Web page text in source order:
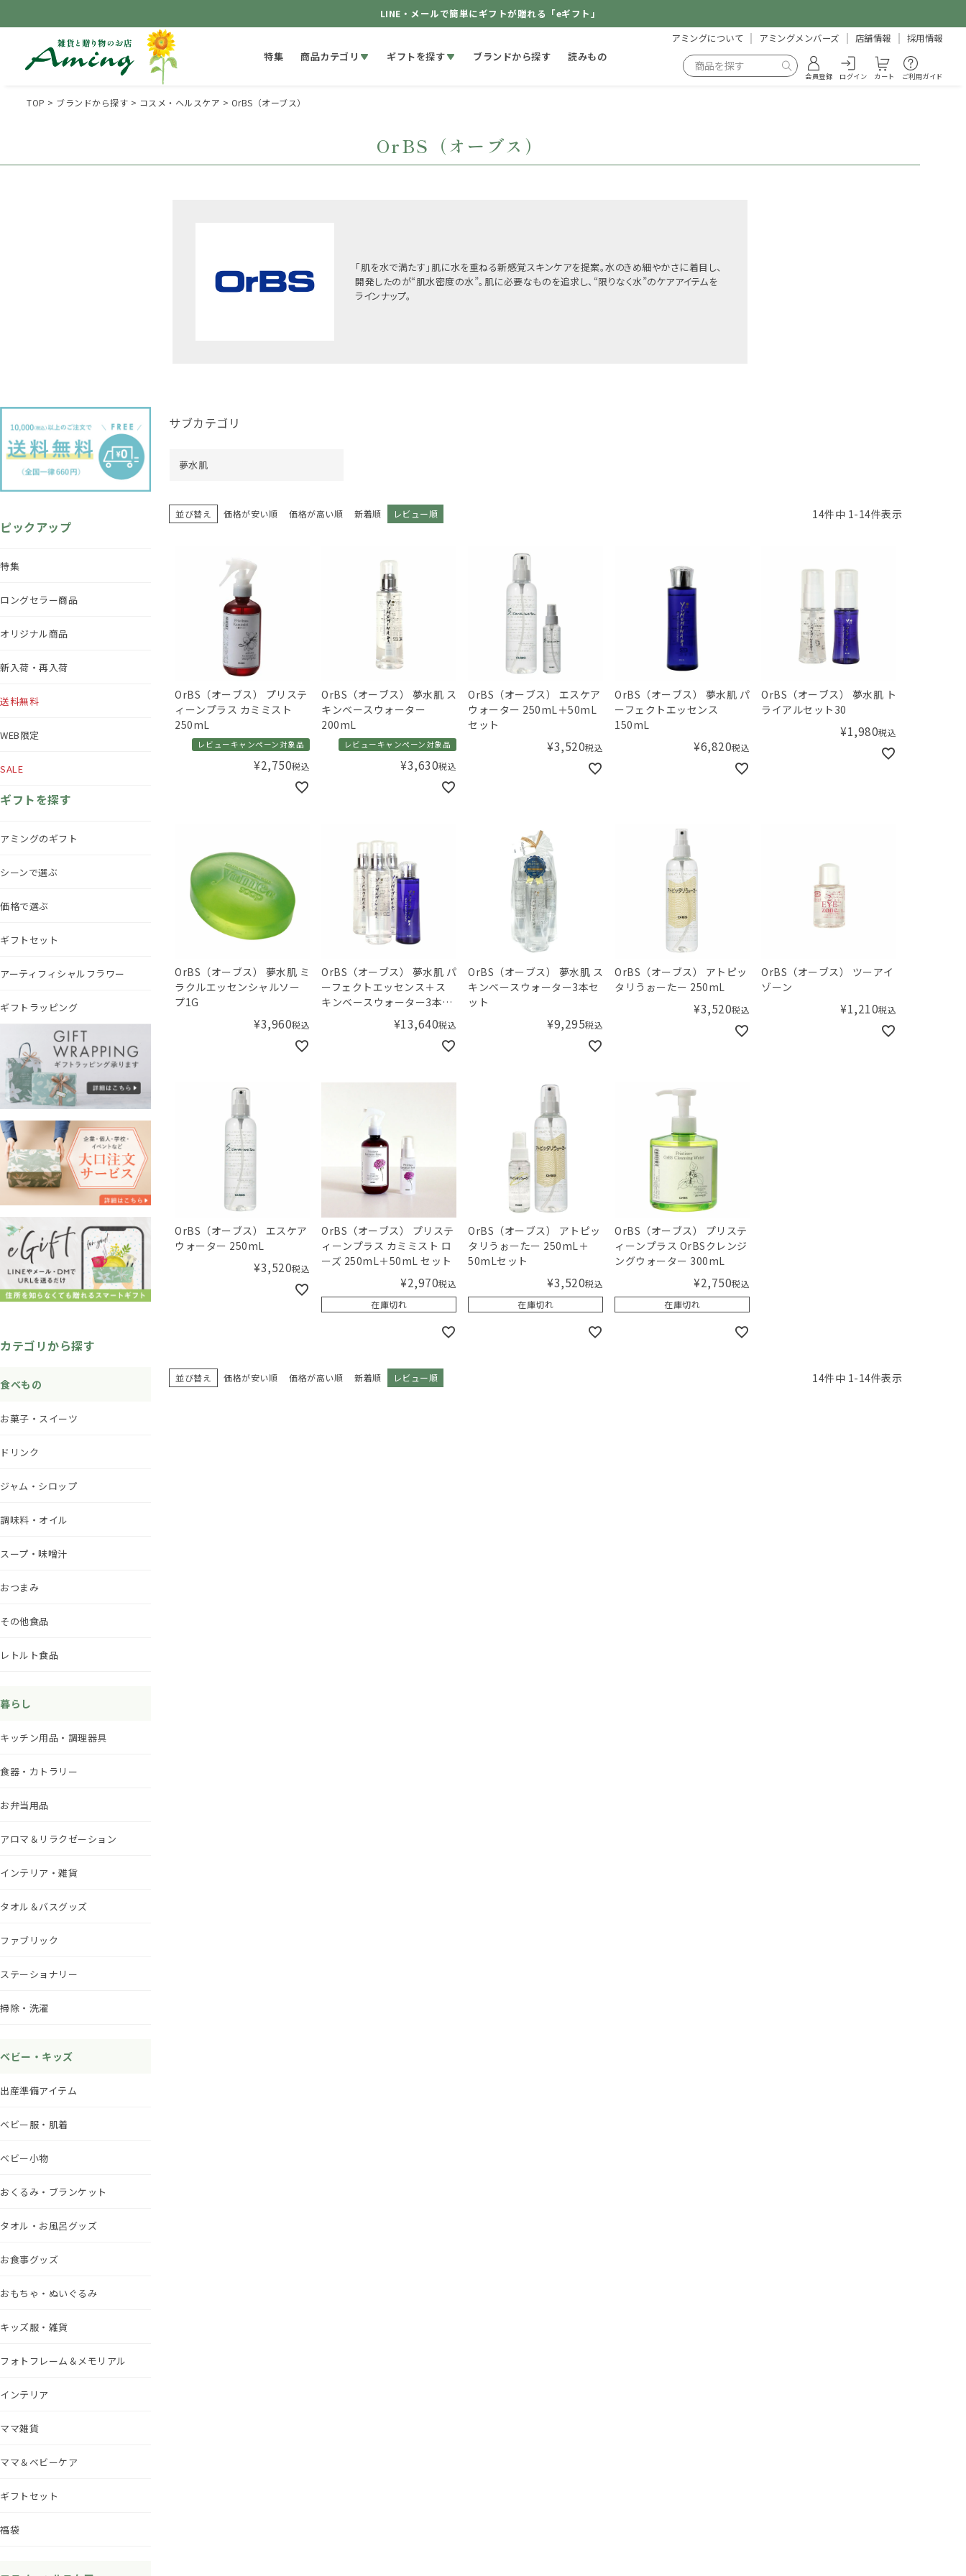
LINE・メールで簡単にギフトが贈れる「eギフト」
特集 商品カテゴリ ギフトを探す ブランドから探す 読みもの
アミングについて アミングメンバーズ 店舗情報 採用情報
会員登録 ログイン カート ご利用ガイド
TOP ブランドから探す コスメ・ヘルスケア OrBS（オーブス）
OrBS（オーブス）
「肌を水で満たす」肌に水を重ねる新感覚スキンケアを提案。水のきめ細やかさに着目し、
開発したのが“肌水密度の水”。肌に必要なものを追求し、“限りなく水”のケアアイテムを
ラインナップ。
ピックアップ
特集
ロングセラー商品
オリジナル商品
新入荷・再入荷
送料無料
WEB限定
SALE
ギフトを探す
アミングのギフト
シーンで選ぶ
価格で選ぶ
ギフトセット
アーティフィシャルフラワー
ギフトラッピング
カテゴリから探す
食べもの
お菓子・スイーツ
ドリンク
ジャム・シロップ
調味料・オイル
スープ・味噌汁
おつまみ
その他食品
レトルト食品
暮らし
キッチン用品・調理器具
食器・カトラリー
お弁当用品
アロマ＆リラクゼーション
インテリア・雑貨
タオル＆バスグッズ
ファブリック
ステーショナリー
掃除・洗濯
ベビー・キッズ
出産準備アイテム
ベビー服・肌着
ベビー小物
おくるみ・ブランケット
タオル・お風呂グッズ
お食事グッズ
おもちゃ・ぬいぐるみ
キッズ服・雑貨
フォトフレーム＆メモリアル
インテリア
ママ雑貨
ママ＆ベビーケア
ギフトセット
福袋
サブカテゴリ
夢水肌
並び替え 価格が安い順 価格が高い順 新着順 レビュー順 14件中 1-14件表示
OrBS（オーブス） プリステ
ィーンプラス カミミスト
250mL
レビューキャンペーン対象品
¥2,750税込
OrBS（オーブス） 夢水肌 ス
キンベースウォーター
200mL
レビューキャンペーン対象品
¥3,630税込
OrBS（オーブス） エスケア
ウォーター 250mL＋50mL
セット
¥3,520税込
OrBS（オーブス） 夢水肌 パ
ーフェクトエッセンス
150mL
¥6,820税込
OrBS（オーブス） 夢水肌 ト
ライアルセット30
¥1,980税込
OrBS（オーブス） 夢水肌 ミ
ラクルエッセンシャルソー
プ1G
¥3,960税込
OrBS（オーブス） 夢水肌 パ
ーフェクトエッセンス＋ス
キンベースウォーター3本セ
¥13,640税込
OrBS（オーブス） 夢水肌 ス
キンベースウォーター3本セ
ット
¥9,295税込
OrBS（オーブス） アトピッ
タリうぉーたー 250mL
¥3,520税込
OrBS（オーブス） ツーアイ
ゾーン
¥1,210税込
OrBS（オーブス） エスケア
ウォーター 250mL
¥3,520税込
OrBS（オーブス） プリステ
ィーンプラス カミミスト ロ
ーズ 250mL＋50mL セット
¥2,970税込
在庫切れ
OrBS（オーブス） アトピッ
タリうぉーたー 250mL＋
50mLセット
¥3,520税込
在庫切れ
OrBS（オーブス） プリステ
ィーンプラス OrBSクレンジ
ングウォーター 300mL
¥2,750税込
在庫切れ
並び替え 価格が安い順 価格が高い順 新着順 レビュー順 14件中 1-14件表示